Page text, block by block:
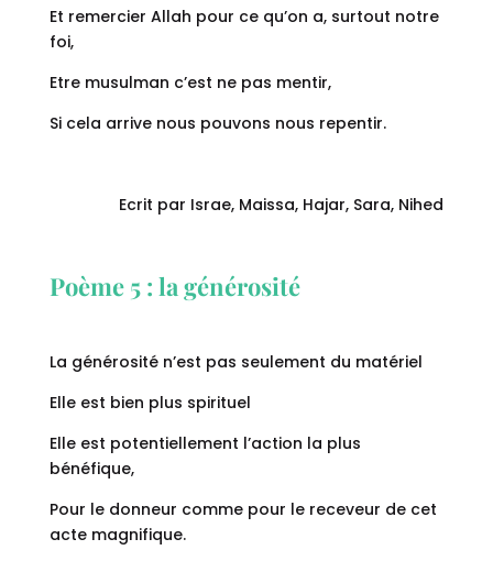
Et remercier Allah pour ce qu’on a, surtout notre
foi,
Etre musulman c’est ne pas mentir,
Si cela arrive nous pouvons nous repentir.
Ecrit par Israe, Maissa, Hajar, Sara, Nihed
Poème 5 : la générosité
La générosité n’est pas seulement du matériel
Elle est bien plus spirituel
Elle est potentiellement l’action la plus
bénéfique,
Pour le donneur comme pour le receveur de cet
acte magnifique.